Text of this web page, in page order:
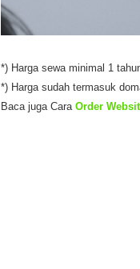
*) Harga sewa minimal 1
*) Harga sudah termasuk
Baca juga Cara Order